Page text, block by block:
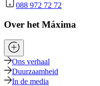
088 972 72 72
Over het Máxima
Ons verhaal
Duurzaamheid
In de media